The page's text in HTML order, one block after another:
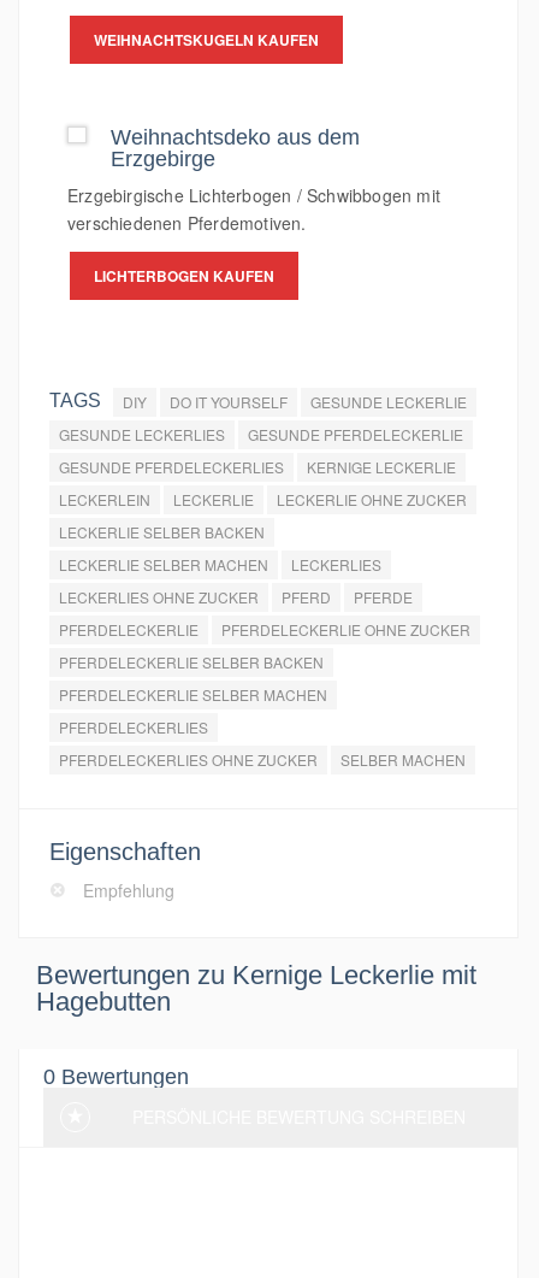
WEIHNACHTSKUGELN KAUFEN
Weihnachtsdeko aus dem
Erzgebirge
Erzgebirgische Lichterbogen / Schwibbogen mit
verschiedenen Pferdemotiven.
LICHTERBOGEN KAUFEN
TAGS DIY DO IT YOURSELF
GESUNDE LECKERLIE
GESUNDE LECKERLIES
GESUNDE PFERDELECKERLIE
GESUNDE PFERDELECKERLIES
KERNIGE LECKERLIE
LECKERLEIN
LECKERLIE
LECKERLIE OHNE ZUCKER
LECKERLIE SELBER BACKEN
LECKERLIE SELBER MACHEN
LECKERLIES
LECKERLIES OHNE ZUCKER
PFERD
PFERDE
PFERDELECKERLIE
PFERDELECKERLIE OHNE ZUCKER
PFERDELECKERLIE SELBER BACKEN
PFERDELECKERLIE SELBER MACHEN
PFERDELECKERLIES
PFERDELECKERLIES OHNE ZUCKER
SELBER MACHEN
Eigenschaften
Empfehlung
Bewertungen zu Kernige Leckerlie mit
Hagebutten
0 Bewertungen